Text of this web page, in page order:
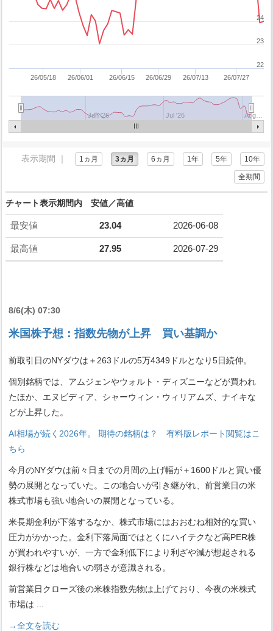
26/05/18 26/06/01 26/06/15 26/06/29 26/07/13 26/07/27
Jun '26 Jul '26 Aug…
22
23
24
表示期間 ｜ 1ヵ月 3ヵ月 6ヵ月 1年 5年 10年
全期間
チャート表示期間内 安値／高値
最安値 23.04 2026-06-08
最高値 27.95 2026-07-29
8/6(木) 07:30
米国株予想：指数先物が上昇 買い基調か
前取引日のNYダウは＋263ドルの5万4349ドルとなり5日続伸。
個別銘柄では、アムジェンやウォルト・ディズニーなどが買われ
たほか、エヌビディア、シャーウィン・ウィリアムズ、ナイキな
どが上昇した。
AI相場が続く2026年。 期待の銘柄は？ 有料版レポート閲覧はこ
ちら
今月のNYダウは前々日までの月間の上げ幅が＋1600ドルと買い優
勢の展開となっていた。この地合いが引き継がれ、前営業日の米
株式市場も強い地合いの展開となっている。
米長期金利が下落するなか、株式市場にはおおむね相対的な買い
圧力がかかった。金利下落局面ではとくにハイテクなど高PER株
が買われやすいが、一方で金利低下により利ざや減が想起される
銀行株などは地合いの弱さが意識される。
前営業日クローズ後の米株指数先物は上げており、今夜の米株式
市場は
→全文を読む